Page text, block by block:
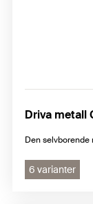
Driva metall
Den
6 varianter